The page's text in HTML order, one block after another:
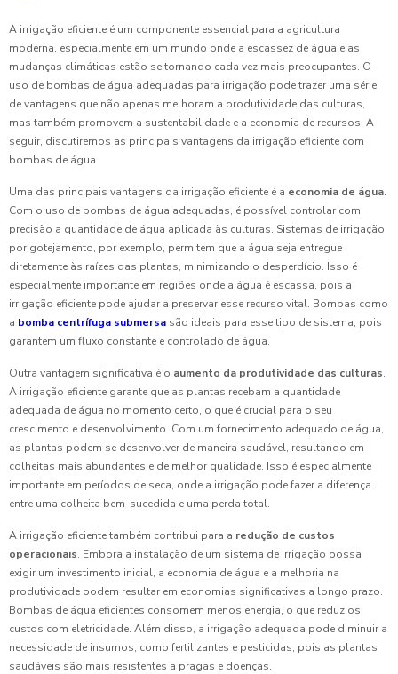
A irrigação eficiente é um componente essencial para a agricultura
moderna, especialmente em um mundo onde a escassez de água e as
mudanças climáticas estão se tornando cada vez mais preocupantes. O
uso de bombas de água adequadas para irrigação pode trazer uma série
de vantagens que não apenas melhoram a produtividade das culturas,
mas também promovem a sustentabilidade e a economia de recursos. A
seguir, discutiremos as principais vantagens da irrigação eficiente com
bombas de água.
Uma das principais vantagens da irrigação eficiente é a economia de água.
Com o uso de bombas de água adequadas, é possível controlar com
precisão a quantidade de água aplicada às culturas. Sistemas de irrigação
por gotejamento, por exemplo, permitem que a água seja entregue
diretamente às raízes das plantas, minimizando o desperdício. Isso é
especialmente importante em regiões onde a água é escassa, pois a
irrigação eficiente pode ajudar a preservar esse recurso vital. Bombas como
a bomba centrífuga submersa são ideais para esse tipo de sistema, pois
garantem um fluxo constante e controlado de água.
Outra vantagem significativa é o aumento da produtividade das culturas.
A irrigação eficiente garante que as plantas recebam a quantidade
adequada de água no momento certo, o que é crucial para o seu
crescimento e desenvolvimento. Com um fornecimento adequado de água,
as plantas podem se desenvolver de maneira saudável, resultando em
colheitas mais abundantes e de melhor qualidade. Isso é especialmente
importante em períodos de seca, onde a irrigação pode fazer a diferença
entre uma colheita bem-sucedida e uma perda total.
A irrigação eficiente também contribui para a redução de custos
operacionais. Embora a instalação de um sistema de irrigação possa
exigir um investimento inicial, a economia de água e a melhoria na
produtividade podem resultar em economias significativas a longo prazo.
Bombas de água eficientes consomem menos energia, o que reduz os
custos com eletricidade. Além disso, a irrigação adequada pode diminuir a
necessidade de insumos, como fertilizantes e pesticidas, pois as plantas
saudáveis são mais resistentes a pragas e doenças.